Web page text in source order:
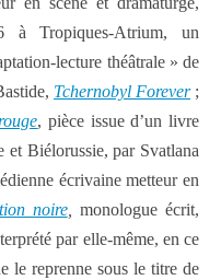
à Tropiques-Atrium, un
lecture théâtrale » de
Tchernobyl Forever;
, pièce issue d’un livre
et Biélorussie, par Svatlana
écrivaine metteur en
noire, monologue écrit,
par elle-même, en ce
le reprenne sous le titre de